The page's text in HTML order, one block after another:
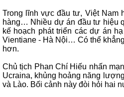
Trong lĩnh vực đầu tư, Việt Nam
hàng… Nhiều dự án đầu tư hiệu
kế hoạch phát triển các dự án
Vientiane - Hà Nội… Có thể
hơn.
Chủ tịch Phan Chí Hiếu nhấn
Ucraina, khủng hoảng năng
và Lào. Bối cảnh này đòi hỏi hai